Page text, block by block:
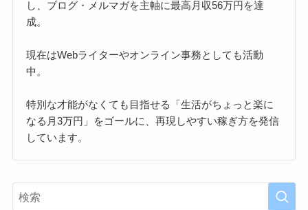
し、ブログ・メルマガを主軸に最高月収56万円を達
成。
現在はWebライターやオンライン事務としても活動
中。
特別な才能がなくても目指せる「生活がちょっと楽に
なる月3万円」をゴールに、再現しやすい稼ぎ方を発信
しています。